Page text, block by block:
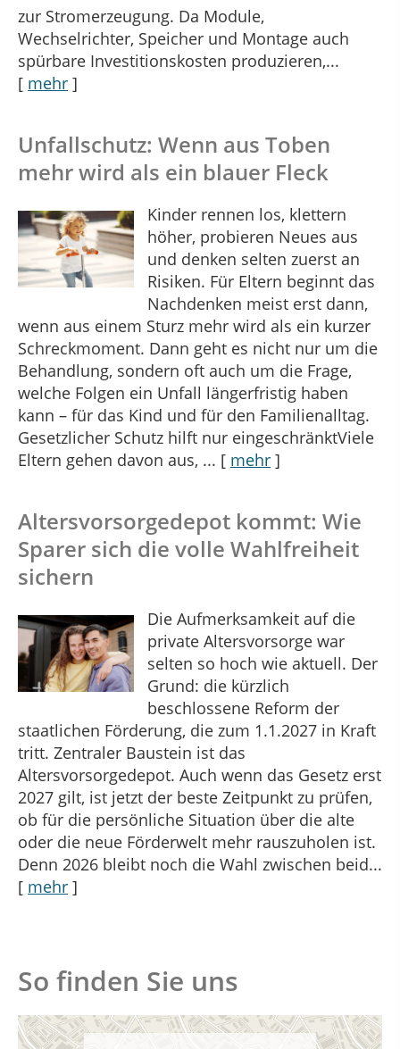
zur Stromerzeugung. Da Module,
Wechselrichter, Speicher und Montage auch
spürbare Investitionskosten produzieren,...
[ mehr ]
Unfallschutz: Wenn aus Toben
mehr wird als ein blauer Fleck
Kinder rennen los, klettern
höher, probieren Neues aus
und denken selten zuerst an
Risiken. Für Eltern beginnt das
Nachdenken meist erst dann,
wenn aus einem Sturz mehr wird als ein kurzer
Schreckmoment. Dann geht es nicht nur um die
Behandlung, sondern oft auch um die Frage,
welche Folgen ein Unfall längerfristig haben
kann – für das Kind und für den Familienalltag.
Gesetzlicher Schutz hilft nur eingeschränktViele
Eltern gehen davon aus, ... [ mehr ]
Altersvorsorge­depot kommt: Wie
Sparer sich die volle Wahlfreiheit
sichern
Die Aufmerksamkeit auf die
private Altersvorsorge war
selten so hoch wie aktuell. Der
Grund: die kürzlich
beschlossene Reform der
staatlichen Förderung, die zum 1.1.2027 in Kraft
tritt. Zentraler Baustein ist das
Altersvorsorgedepot. Auch wenn das Gesetz erst
2027 gilt, ist jetzt der beste Zeitpunkt zu prüfen,
ob für die persönliche Situation über die alte
oder die neue Förderwelt mehr rauszuholen ist.
Denn 2026 bleibt noch die Wahl zwischen beid...
[ mehr ]
So finden Sie uns